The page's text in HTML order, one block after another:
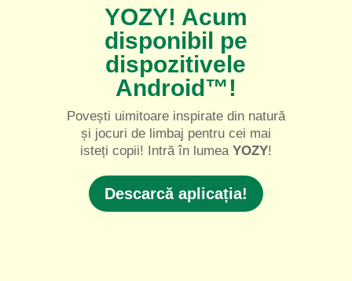
YOZY! Acum
disponibil pe
dispozitivele
Android™!
Povești uimitoare inspirate din natură
și jocuri de limbaj pentru cei mai
isteți copii! Intră în lumea YOZY!
Descarcă aplicația!